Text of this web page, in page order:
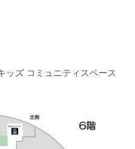
ズ コミュニティスペース